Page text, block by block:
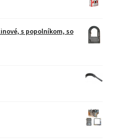
s popolníkom, so